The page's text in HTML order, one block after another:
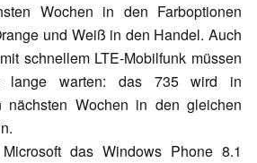
Wochen in den Farboptionen
und Weiß in den Handel. Auch
mit schnellem LTE-Mobilfunk müssen
lange warten: das 735 wird in
nächsten Wochen in den gleichen
das Windows Phone 8.1